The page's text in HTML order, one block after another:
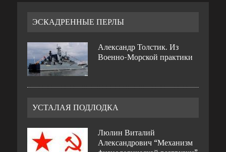
ЭСКАДРЕННЫЕ ПЕРЛЫ
Александр Толстик. Из
Военно-Морской практики
УСТАЛАЯ ПОДЛОДКА
Люлин Виталий
Александрович “Механизм